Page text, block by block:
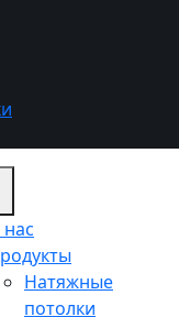
Натяжные
потолки